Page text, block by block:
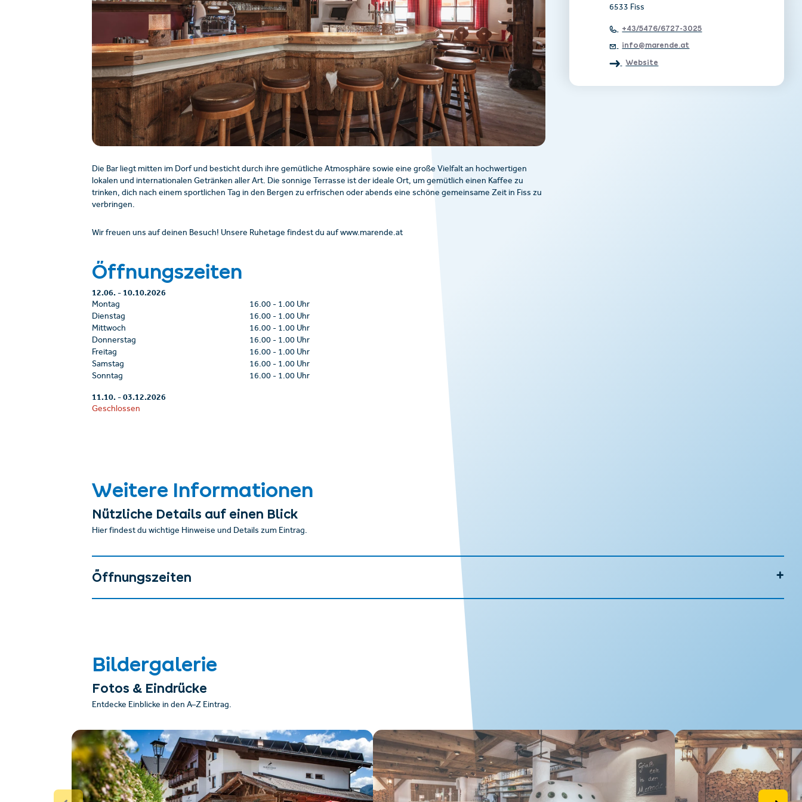
Die Bar liegt mitten im Dorf und besticht durch ihre gemütliche Atmosphäre sowie eine große Vielfalt an hochwertigen
lokalen und internationalen Getränken aller Art. Die sonnige Terrasse ist der ideale Ort, um gemütlich einen Kaffee zu
trinken, dich nach einem sportlichen Tag in den Bergen zu erfrischen oder abends eine schöne gemeinsame Zeit in Fiss zu
verbringen.
Wir freuen uns auf deinen Besuch! Unsere Ruhetage findest du auf www.marende.at
Öffnungszeiten
12.06.-10.10.2026
Montag 16.00- 1.00 Uhr
Dienstag
16.00- 1.00 Uhr
Mittwoch
16.00- 1.00 Uhr
Donnerstag
16.00- 1.00 Uhr
Freitag
16.00- 1.00 Uhr
Samstag
16.00- 1.00 Uhr
Sonntag
16.00- 1.00 Uhr
11.10.-03.12.2026
Geschlossen
6533 Fiss
+43/5476/6727-3025
info@marende.at
Website
Weitere Informationen
Nützliche Details auf einen Blick
Hier findest du wichtige Hinweise und Details zum Eintrag.
Öffnungszeiten
Bildergalerie
Fotos & Eindrücke
Entdecke Einblicke in den A–Z Eintrag.